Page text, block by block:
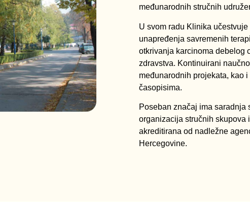
međunarodnih stručnih
U svom radu Klinika
unapređenja savremenih
otkrivanja karcinoma debelog
zdravstva. Kontinuirani
međunarodnih projekata, kao
časopisima.
Poseban značaj ima saradnja
organizacija stručnih skupova
akreditirana od nadležne
Hercegovine.